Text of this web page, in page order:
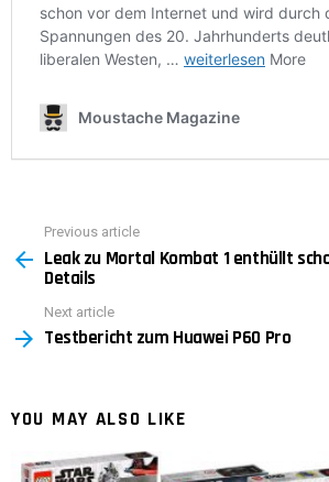
more
Previous article
Leak zu Mortal Kombat 1 enthüllt
Details
Next article
Testbericht zum Huawei P60 Pro
YOU MAY ALSO LIKE